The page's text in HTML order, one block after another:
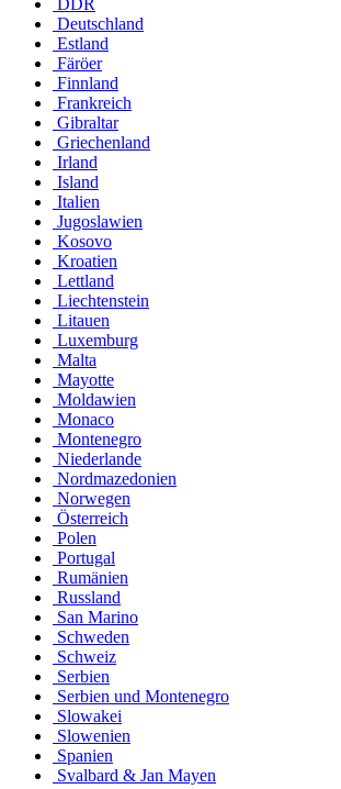
DDR
Deutschland
Estland
Färöer
Finnland
Frankreich
Gibraltar
Griechenland
Irland
Island
Italien
Jugoslawien
Kosovo
Kroatien
Lettland
Liechtenstein
Litauen
Luxemburg
Malta
Mayotte
Moldawien
Monaco
Montenegro
Niederlande
Nordmazedonien
Norwegen
Österreich
Polen
Portugal
Rumänien
Russland
San Marino
Schweden
Schweiz
Serbien
Serbien und Montenegro
Slowakei
Slowenien
Spanien
Svalbard & Jan Mayen